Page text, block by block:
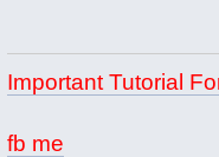
Important Tutorial
fb me